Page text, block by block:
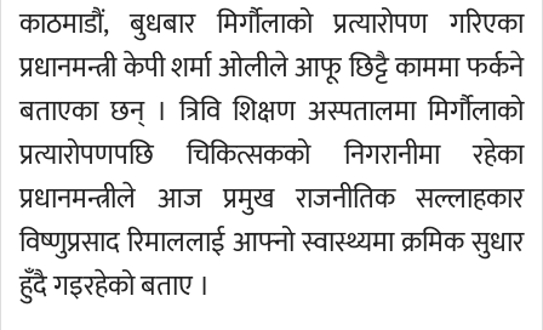
काठमाडौं, बुधबार मिर्गौलाको प्रत्यारोपण गरिएका
प्रधानमन्त्री केपी शर्मा ओलीले आफू छिट्टै काममा फर्कने
बताएका छन् । त्रिवि शिक्षण अस्पतालमा मिर्गौलाको
प्रत्यारोपणपछि चिकित्सकको निगरानीमा रहेका
प्रधानमन्त्रीले आज प्रमुख राजनीतिक सल्लाहकार
विष्णुप्रसाद रिमाललाई आफ्नो स्वास्थ्यमा क्रमिक सुधार
हुँदै गइरहेको बताए ।